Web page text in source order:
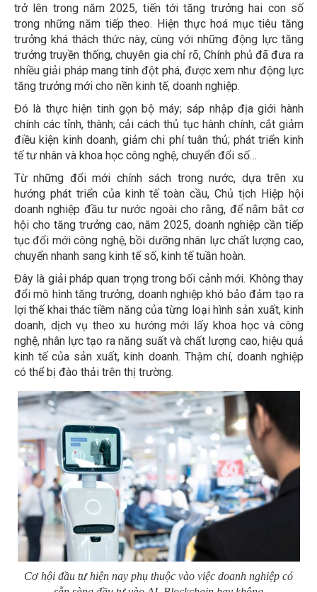
trở lên trong năm 2025, tiến tới tăng trưởng hai con số
trong những năm tiếp theo. Hiện thực hoá mục tiêu tăng
trưởng khá thách thức này, cùng với những động lực tăng
trưởng truyền thống, chuyên gia chỉ rõ, Chính phủ đã đưa ra
nhiều giải pháp mang tính đột phá, được xem như động lực
tăng trưởng mới cho nền kinh tế, doanh nghiệp.
Đó là thực hiện tinh gọn bộ máy; sáp nhập địa giới hành
chính các tỉnh, thành; cải cách thủ tục hành chính, cắt giảm
điều kiện kinh doanh, giảm chi phí tuân thủ; phát triển kinh
tế tư nhân và khoa học công nghệ, chuyển đổi số…
Từ những đổi mới chính sách trong nước, dựa trên xu
hướng phát triển của kinh tế toàn cầu, Chủ tịch Hiệp hội
doanh nghiệp đầu tư nước ngoài cho rằng, để nắm bắt cơ
hội cho tăng trưởng cao, năm 2025, doanh nghiệp cần tiếp
tục đổi mới công nghệ, bồi dưỡng nhân lực chất lượng cao,
chuyển nhanh sang kinh tế số, kinh tế tuần hoàn.
Đây là giải pháp quan trọng trong bối cảnh mới. Không thay
đổi mô hình tăng trưởng, doanh nghiệp khó bảo đảm tạo ra
lợi thế khai thác tiềm năng của từng loại hình sản xuất, kinh
doanh, dịch vụ theo xu hướng mới lấy khoa học và công
nghệ, nhân lực tạo ra năng suất và chất lượng cao, hiệu quả
kinh tế của sản xuất, kinh doanh. Thậm chí, doanh nghiệp
có thể bị đào thải trên thị trường.
Cơ hội đầu tư hiện nay phụ thuộc vào việc doanh nghiệp có